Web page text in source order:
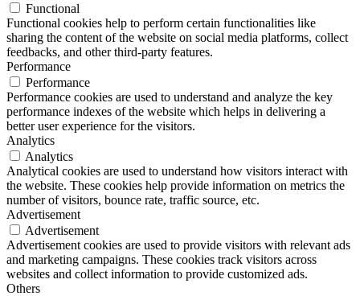
Functional
Functional cookies help to perform certain functionalities like
sharing the content of the website on social media platforms, collect
feedbacks, and other third-party features.
Performance
Performance
Performance cookies are used to understand and analyze the key
performance indexes of the website which helps in delivering a
better user experience for the visitors.
Analytics
Analytics
Analytical cookies are used to understand how visitors interact with
the website. These cookies help provide information on metrics the
number of visitors, bounce rate, traffic source, etc.
Advertisement
Advertisement
Advertisement cookies are used to provide visitors with relevant ads
and marketing campaigns. These cookies track visitors across
websites and collect information to provide customized ads.
Others